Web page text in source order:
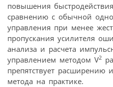
повышения
сравнению с обычной
управления при менее
пропускания усилителя
анализа и расчета
управлением методом V2
препятствует расширению
метода на практике.